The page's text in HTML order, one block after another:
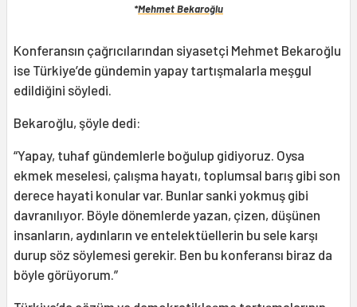
*Mehmet Bekaroğlu
Konferansın çağrıcılarından siyasetçi Mehmet Bekaroğlu
ise Türkiye’de gündemin yapay tartışmalarla meşgul
edildiğini söyledi.
Bekaroğlu, şöyle dedi:
“Yapay, tuhaf gündemlerle boğulup gidiyoruz. Oysa
ekmek meselesi, çalışma hayatı, toplumsal barış gibi son
derece hayati konular var. Bunlar sanki yokmuş gibi
davranılıyor. Böyle dönemlerde yazan, çizen, düşünen
insanların, aydınların ve entelektüellerin bu sele karşı
durup söz söylemesi gerekir. Ben bu konferansı biraz da
böyle görüyorum.”